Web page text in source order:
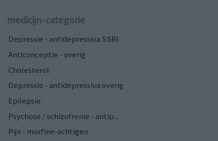
medicijn-categorie
Depressie - antidepressiva SSRI
Anticonceptie - overig
Cholesterol
Depressie - antidepressiva overig
Epilepsie
Psychose / schizofrenie - antip...
Pijn - morfine-achtigen